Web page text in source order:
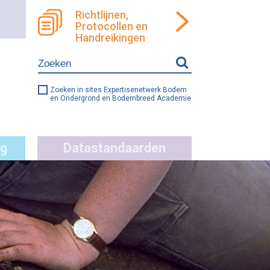
Richtlijnen,
Protocollen en
Handreikingen
Zoeken in sites Expertisenetwerk Bodem
en Ondergrond en Bodembreed Academie
Datastandaarden